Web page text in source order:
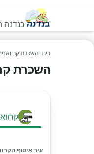
בנדנה
בית› השכרת
השכרת
עיר איסוף